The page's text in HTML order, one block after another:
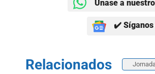
Únase a
✔️ Síganos
Relacionados